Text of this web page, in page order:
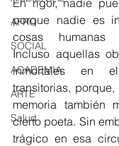
AFRO
SOCIAL
ACADEMIA
ARTE
Salud
porque nadie es
cosas humanas
Incluso aquellas
inmortales en
transitorias, porque,
memoria también
cierto poeta. Sin
trágico en esa